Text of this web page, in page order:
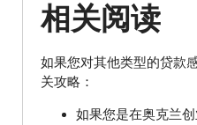
相关阅读
如果您对其他类型的贷款
关攻略：
如果您是在奥克兰